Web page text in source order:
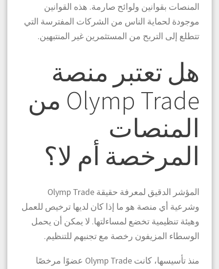
المنصات بقوانين ولوائح صارمة. هذه القوانين
موجودة لحماية الناس من الشركات المفترسة التي
تتطلع إلى التربح من المستثمرين غير المنتبهين.
هل تعتبر منصة
Olymp Trade من
المنصات
المرخصة أم لا؟
المؤشر الدقيق لمعرفة حقيقة Olymp Trade
وشرعية أي منصة هو ما إذا كان لديها ترخيص للعمل
وهيئة تنظيمية تخضع لمساءلتها. لا يمكن أن يحمل
الوسطاء المزيفون رخصة مع تجنبهم للتنظيم.
منذ تأسيسها، كانت Olymp Trade عضوًا مرخصًا